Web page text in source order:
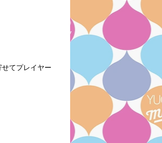
てプレイヤー